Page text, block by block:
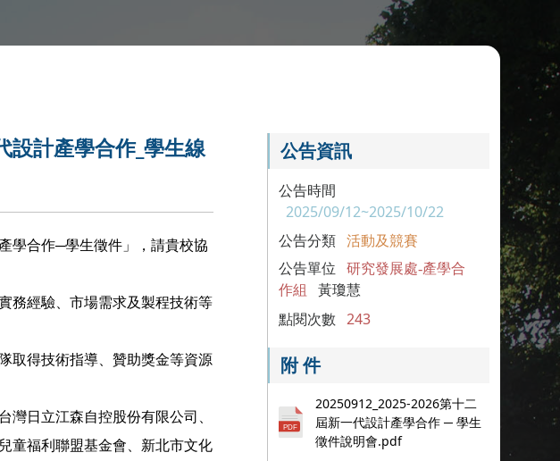
設計產學合作_學生線
學合作─學生徵件」，請貴校協
務經驗、市場需求及製程技術等
取得技術指導、贊助獎金等資源
日立江森自控股份有限公司、
童福利聯盟基金會、新北市文化
公告資訊
公告時間
2025/09/12~2025/10/22
公告分類 活動及競賽
公告單位
研究發展處-產學合
作組
黃瓊慧
點閱次數 243
附 件
20250912_2025-2026第十二
屆新一代設計產學合作 ─ 學生
徵件說明會.pdf